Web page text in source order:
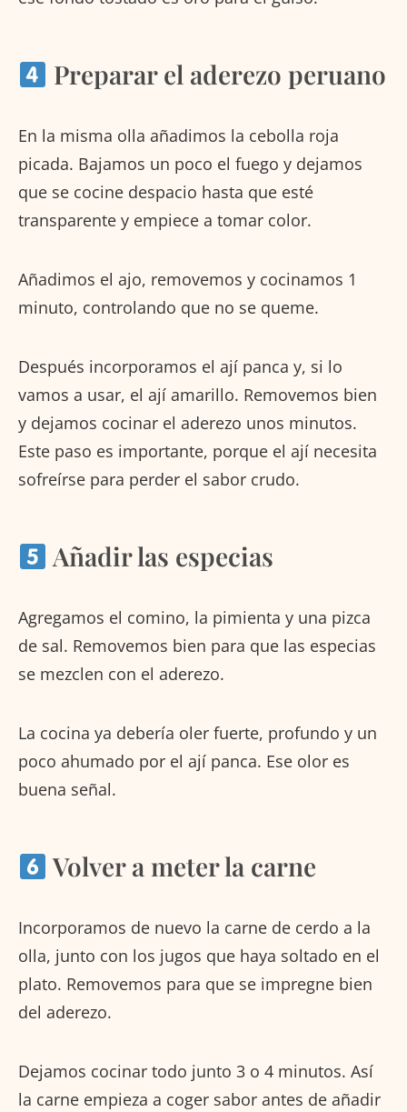
Preparar el aderezo peruano
En la misma olla añadimos la cebolla roja
picada. Bajamos un poco el fuego y dejamos
que se cocine despacio hasta que esté
transparente y empiece a tomar color.
Añadimos el ajo, removemos y cocinamos 1
minuto, controlando que no se queme.
Después incorporamos el ají panca y, si lo
vamos a usar, el ají amarillo. Removemos bien
y dejamos cocinar el aderezo unos minutos.
Este paso es importante, porque el ají necesita
sofreírse para perder el sabor crudo.
Añadir las especias
Agregamos el comino, la pimienta y una pizca
de sal. Removemos bien para que las especias
se mezclen con el aderezo.
La cocina ya debería oler fuerte, profundo y un
poco ahumado por el ají panca. Ese olor es
buena señal.
Volver a meter la carne
Incorporamos de nuevo la carne de cerdo a la
olla, junto con los jugos que haya soltado en el
plato. Removemos para que se impregne bien
del aderezo.
Dejamos cocinar todo junto 3 o 4 minutos. Así
la carne empieza a coger sabor antes de añadir